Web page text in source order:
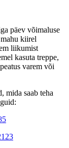
päev võimaluse
kiirel
liikumist
kasuta treppe,
varem või
mida saab teha